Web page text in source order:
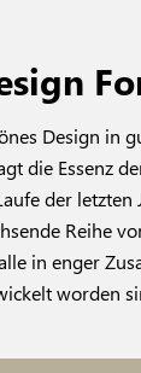
Design in
die Essenz
der letzten
Reihe
in enger
worden